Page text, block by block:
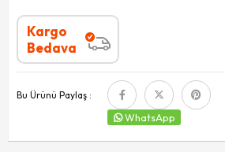
Kargo
Bedava
Bu Ürünü Paylaş :
WhatsApp